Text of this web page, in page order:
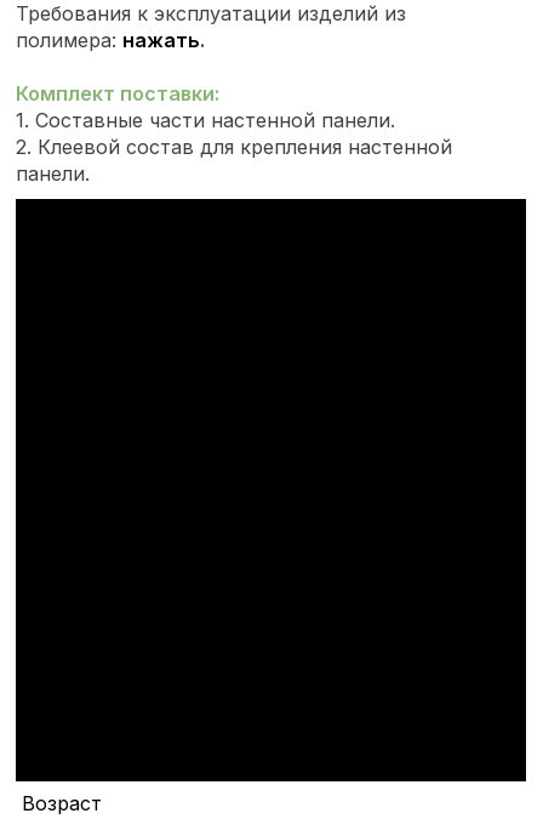
Требования к эксплуатации изделий из
полимера: нажать.
Комплект поставки:
1. Составные части настенной панели.
2. Клеевой состав для крепления настенной
панели.
Возраст